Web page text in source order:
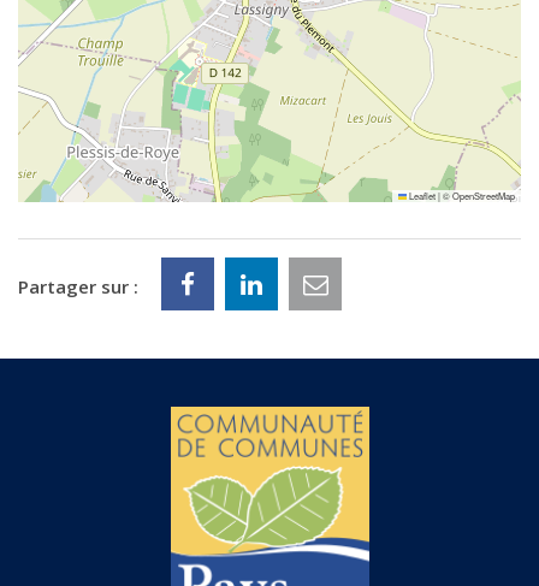
Leaflet|©OpenStreetMap
Partager sur :